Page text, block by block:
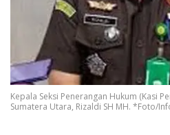
Kepala Seksi Penerangan Hukum (Kasi
Sumatera Utara, Rizaldi SH MH. *Foto/